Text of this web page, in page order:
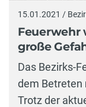
15.01.2021 /
Feuerwehr
große
Das Bezirks-
dem Betreten
Trotz der